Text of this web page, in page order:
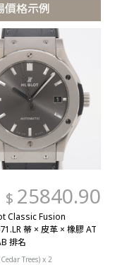
格示例
$ 25840.90
Classic Fusion
蒂 × 皮革 × 橡膠 AT
排名
Trees) x 2